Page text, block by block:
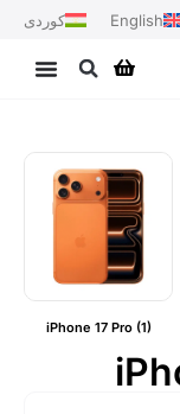
English کوردی
iPhone 17 Pro (1)